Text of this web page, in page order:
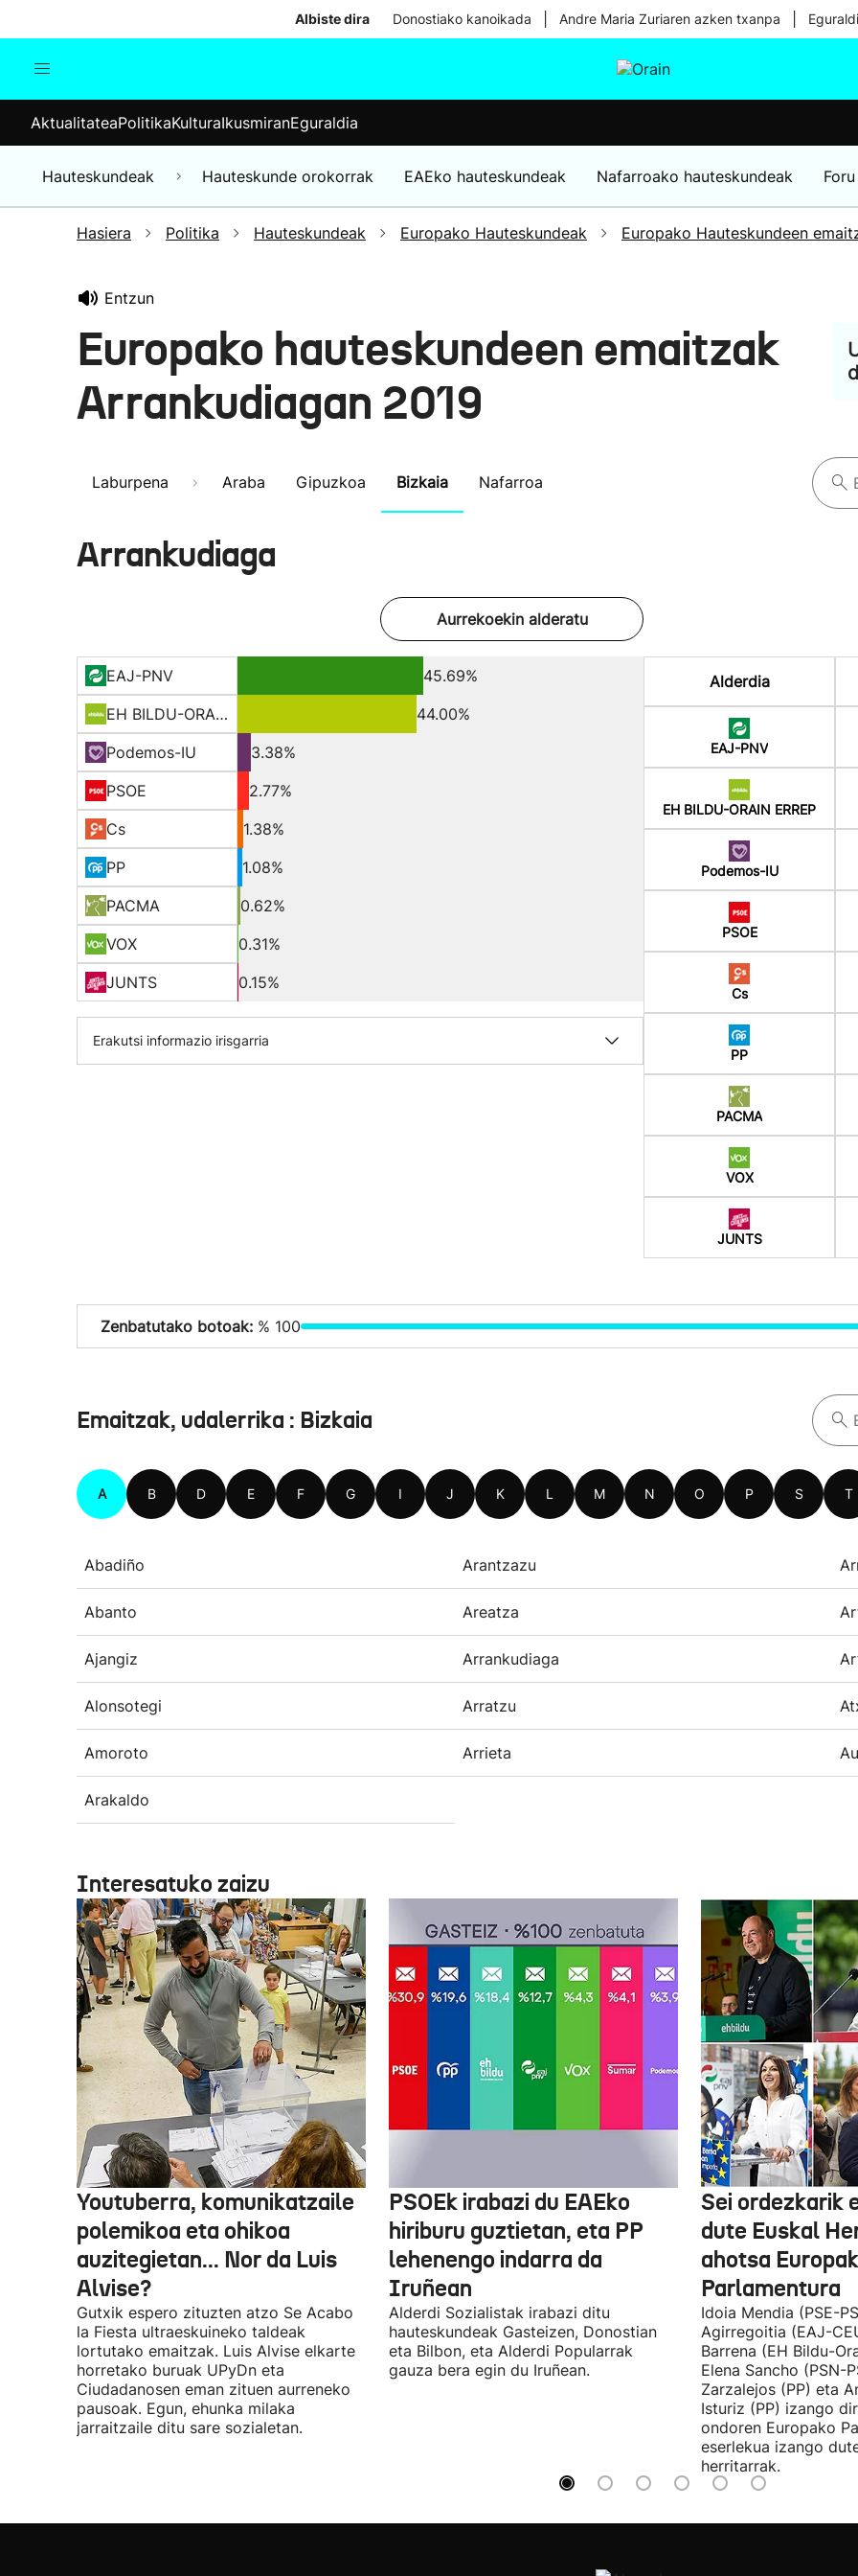
Albiste dira Donostiako kanoikada Andre Maria Zuriaren azken txanpa
Munduko albisteak
Hauteskundeak
AktualitateaPolitikaKulturaIkusmiranEguraldia
Hauteskundeak Hauteskunde orokorrak EAEko hauteskundeak Nafarroako hauteskundeak
Hasiera Politika Hauteskundeak Europako Hauteskundeak Europako Hauteskundeen
Entzun
Europako hauteskundeen emaitzak
Arrankudiagan 2019
Laburpena Araba Gipuzkoa Bizkaia Nafarroa
Arrankudiaga
Aurrekoekin alderatu
EAJ-PNV
45.69%
EH BILDU-ORAIN ERREP
44.00%
Podemos-IU
3.38%
PSOE
2.77%
Cs
1.38%
PP
1.08%
PACMA
0.62%
VOX
0.31%
JUNTS
0.15%
Erakutsi informazio irisgarria
Alderdia
EAJ-PNV
EH BILDU-ORAIN ERREP
Podemos-IU
PSOE
Cs
PP
PACMA
VOX
JUNTS
Zenbatutako botoak: % 100
Emaitzak, udalerrika : Bizkaia
A B D E F G I J K L M N O P S T
Abadiño Arantzazu
Abanto Areatza
Ajangiz Arrankudiaga
Alonsotegi Arratzu
Amoroto Arrieta
Arakaldo
Interesatuko zaizu
Youtuberra, komunikatzaile
polemikoa eta ohikoa
auzitegietan... Nor da Luis
Alvise?
Gutxik espero zituzten atzo Se Acabo
la Fiesta ultraeskuineko taldeak
lortutako emaitzak. Luis Alvise elkarte
horretako buruak UPyDn eta
Ciudadanosen eman zituen aurreneko
pausoak. Egun, ehunka milaka
jarraitzaile ditu sare sozialetan.
PSOEk irabazi du EAEko
hiriburu guztietan, eta PP
lehenengo indarra da
Iruñean
Alderdi Sozialistak irabazi ditu
hauteskundeak Gasteizen, Donostian
eta Bilbon, eta Alderdi Popularrak
gauza bera egin du Iruñean.
Sei ordezkarik
dute Euskal
ahotsa
Parlamentura
Idoia Mendia (PSE-
Agirregoitia (EAJ-
Barrena (EH Bildu-
Elena Sancho (PSN-
Zarzalejos (PP) eta
Isturiz (PP) izango
ondoren Europako
eserlekua izango
herritarrak.